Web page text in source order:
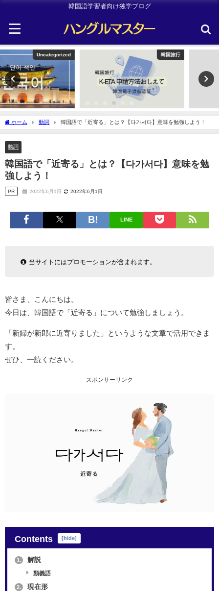
韓国語学習者向け独学ブログ
ホーム 動詞 韓国語で「近寄る」とは？【다가서다】意味を勉強しよう！
動詞
韓国語で「近寄る」とは？【다가서다】意味を勉
強しよう！
PR 2022年6月1日 2022年6月1日
LINE
当サイトにはプロモーションが含まれます。
皆さま、こんにちは。
今日は、韓国語で「近寄る」について勉強しましょう。
「新婦が新郎に近寄りました」というような文章で活用できま
す。
ぜひ、一読ください。
スポンサーリンク
Contents [hide]
1. 解説
類義語
2. 現在形